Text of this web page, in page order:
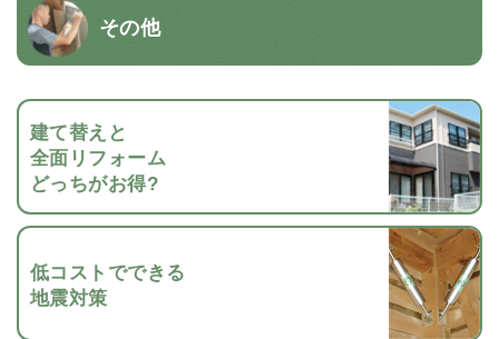
その他
建て替えと
全面リフォーム
どっちがお得?
低コストでできる
地震対策